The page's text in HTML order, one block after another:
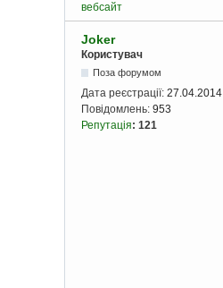
вебсайт
Joker
Користувач
Поза форумом
Дата реєстрації: 27.04.2014
Повідомлень: 953
Репутація: 121